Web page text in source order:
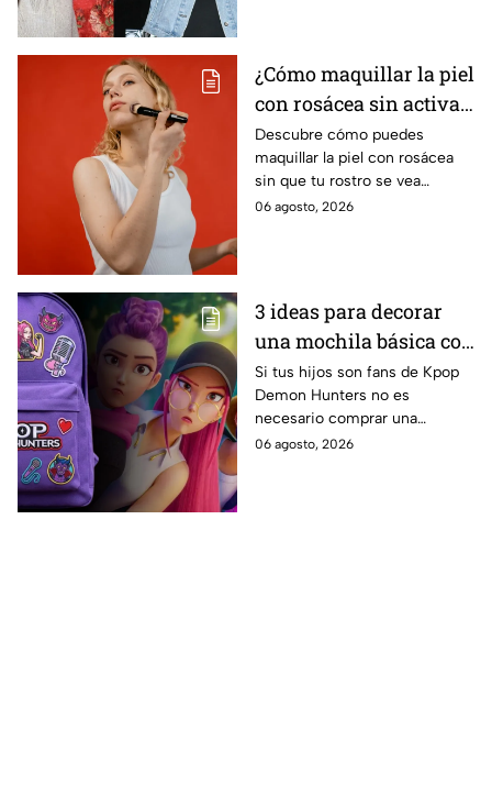
¿Cómo maquillar la piel
con rosácea sin activar
brotes ni irritar el
rostro?
Descubre cómo puedes
maquillar la piel con rosácea
sin que tu rostro se vea
maltratado, son productos que
06 agosto, 2026
3 ideas para decorar
una mochila básica con
temática de KPop
Demon Hunters para el
regreso a clases
Si tus hijos son fans de Kpop
Demon Hunters no es
necesario comprar una
mochila nueva para
06 agosto, 2026